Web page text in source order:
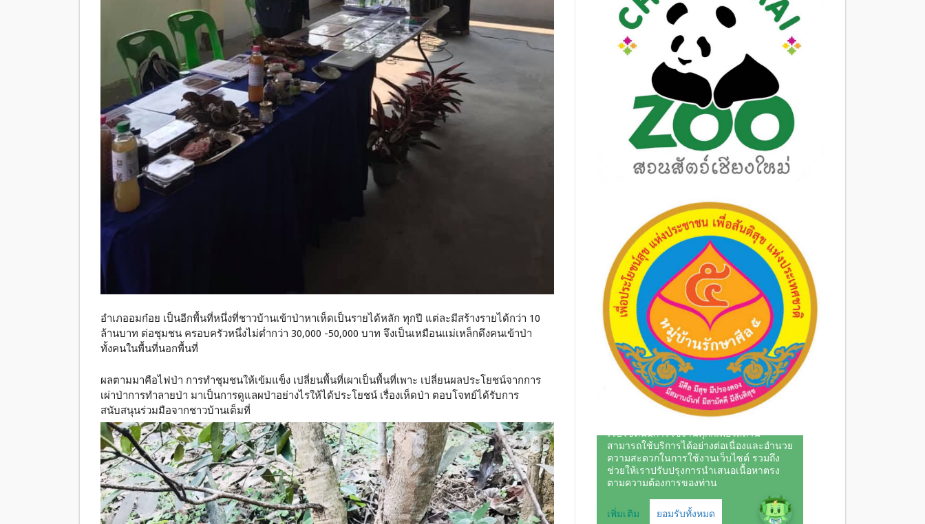
อำเภออมก๋อย เป็นอีกพื้นที่หนึ่งที่ชาวบ้านเข้าป่าหาเห็ดเป็นรายได้หลัก ทุกปี แต่ละมีสร้างรายได้กว่า 10
ล้านบาท ต่อชุมชน ครอบครัวหนึ่งไม่ต่ำกว่า 30,000 -50,000 บาท จึงเป็นเหมือนแม่เหล็กดึงคนเข้าป่า
ทั้งคนในพื้นที่นอกพื้นที่
ผลตามมาคือไฟป่า การทำชุมชนให้เข้มแข็ง เปลี่ยนพื้นที่เผาเป็นพื้นที่เพาะ เปลี่ยนผลประโยชน์จากการ
เผ่าป่าการทำลายป่า มาเป็นการดูแลผป่าอย่างไรให้ได้ประโยชน์ เรื่องเห็ดป่า ตอบโจทย์ได้รับการ
สนับสนุนร่วมมือจากชาวบ้านเต็มที่